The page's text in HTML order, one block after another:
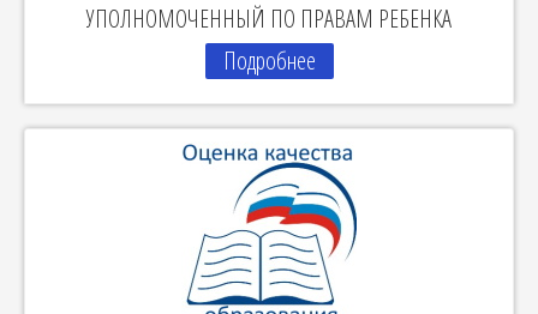
УПОЛНОМОЧЕННЫЙ ПО ПРАВАМ РЕБЕНКА
Подробнее